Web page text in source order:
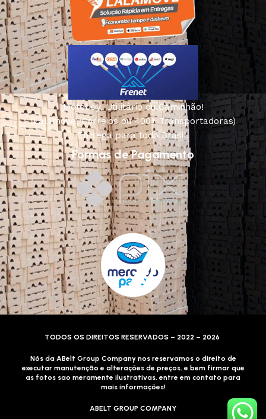
Motoboy, Utilitário ou Caminhão!
(Lalamove, Correios ou 400+ Transportadoras)
Entrega para todo Brasil!
Formas de Pagamento
TODOS OS DIREITOS RESERVADOS – 2022 – 2026
Nós da ABelt Group Company nos reservamos o direito de
executar manutenção e alterações de preços, e bem firmar que
as fotos sao meramente ilustrativas, entre em contato para
mais informações!
ABELT GROUP COMPANY